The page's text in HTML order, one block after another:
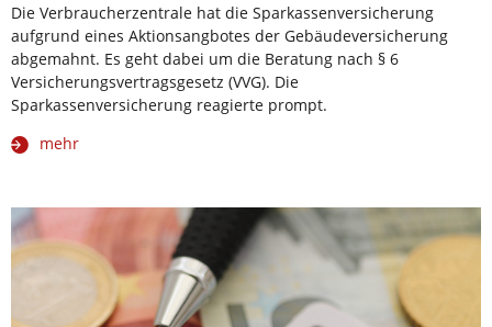
Die Verbraucherzentrale hat die Sparkassenversicherung
aufgrund eines Aktionsangbotes der Gebäudeversicherung
abgemahnt. Es geht dabei um die Beratung nach § 6
Versicherungsvertragsgesetz (VVG). Die
Sparkassenversicherung reagierte prompt.
mehr